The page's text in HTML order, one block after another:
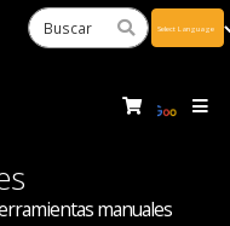
manuales